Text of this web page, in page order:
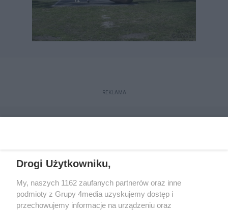
REKLAMA
Drogi Użytkowniku,
My, naszych 1162 zaufanych partnerów oraz inne
podmioty z Grupy 4media uzyskujemy dostęp i
przechowujemy informacje na urządzeniu oraz